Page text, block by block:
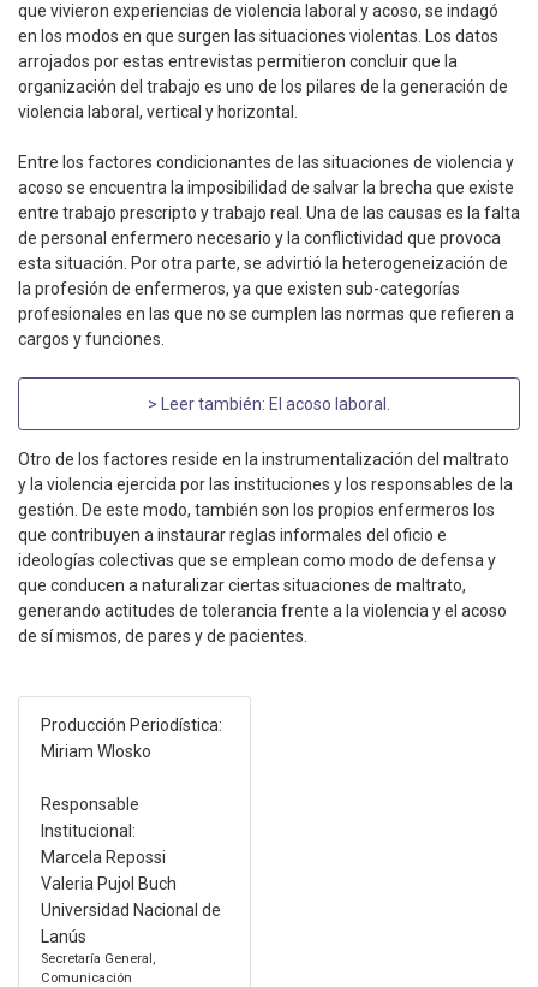
que vivieron experiencias de violencia laboral y acoso, se indagó
en los modos en que surgen las situaciones violentas. Los datos
arrojados por estas entrevistas permitieron concluir que la
organización del trabajo es uno de los pilares de la generación de
violencia laboral, vertical y horizontal.
Entre los factores condicionantes de las situaciones de violencia y
acoso se encuentra la imposibilidad de salvar la brecha que existe
entre trabajo prescripto y trabajo real. Una de las causas es la falta
de personal enfermero necesario y la conflictividad que provoca
esta situación. Por otra parte, se advirtió la heterogeneización de
la profesión de enfermeros, ya que existen sub-categorías
profesionales en las que no se cumplen las normas que refieren a
cargos y funciones.
> Leer también: El acoso laboral
Otro de los factores reside en la instrumentalización del maltrato
y la violencia ejercida por las instituciones y los responsables de la
gestión. De este modo, también son los propios enfermeros los
que contribuyen a instaurar reglas informales del oficio e
ideologías colectivas que se emplean como modo de defensa y
que conducen a naturalizar ciertas situaciones de maltrato,
generando actitudes de tolerancia frente a la violencia y el acoso
de sí mismos, de pares y de pacientes.
Producción Periodística:
Miriam Wlosko
Responsable
Institucional:
Marcela Repossi
Valeria Pujol Buch
Universidad Nacional de
Lanús
Secretaría General,
Comunicación